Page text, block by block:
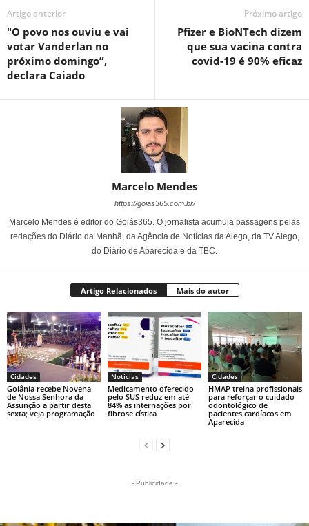
Artigo anterior
"O povo nos ouviu e vai
votar Vanderlan no
próximo domingo”,
declara Caiado
Próximo artigo
Pfizer e BioNTech dizem
que sua vacina contra
covid-19 é 90% eficaz
Marcelo Mendes
https://goias365.com.br/
Marcelo Mendes é editor do Goiás365. O jornalista acumula passagens pelas
redações do Diário da Manhã, da Agência de Notícias da Alego, da TV Alego,
do Diário de Aparecida e da TBC.
Artigo Relacionados Mais do autor
Cidades
Goiânia recebe Novena
de Nossa Senhora da
Assunção a partir desta
sexta; veja programação
Notícias
Medicamento oferecido
pelo SUS reduz em até
84% as internações por
fibrose cística
Cidades
HMAP treina profissionais
para reforçar o cuidado
odontológico de
pacientes cardíacos em
Aparecida
- Publicidade -